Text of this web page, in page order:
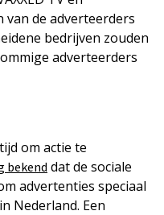
de adverteerders
bedrijven zouden
adverteerders
om actie te
bekend dat de sociale
advertenties speciaal
Nederland. Een